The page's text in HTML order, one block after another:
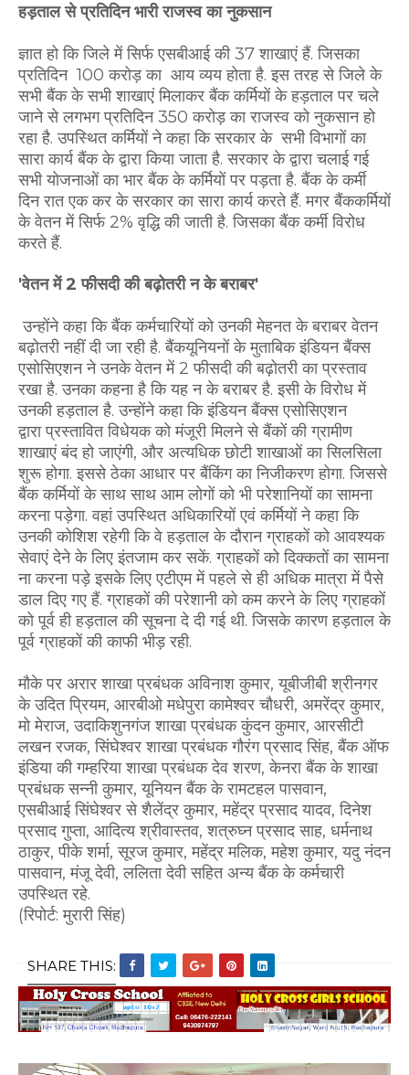
हड़ताल से प्रतिदिन भारी राजस्व का नुकसान
ज्ञात हो कि जिले में सिर्फ एसबीआई की 37 शाखाएं हैं. जिसका
प्रतिदिन 100 करोड़ का आय व्यय होता है. इस तरह से जिले के
सभी बैंक के सभी शाखाएं मिलाकर बैंक कर्मियों के हड़ताल पर चले
जाने से लगभग प्रतिदिन 350 करोड़ का राजस्व को नुकसान हो
रहा है. उपस्थित कर्मियों ने कहा कि सरकार के सभी विभागों का
सारा कार्य बैंक के द्वारा किया जाता है. सरकार के द्वारा चलाई गई
सभी योजनाओं का भार बैंक के कर्मियों पर पड़ता है. बैंक के कर्मी
दिन रात एक कर के सरकार का सारा कार्य करते हैं. मगर बैंककर्मियों
के वेतन में सिर्फ 2% वृद्धि की जाती है. जिसका बैंक कर्मी विरोध
करते हैं.
'वेतन में 2 फीसदी की बढ़ोतरी न के बराबर'
उन्होंने कहा कि बैंक कर्मचारियों को उनकी मेहनत के बराबर वेतन
बढ़ोतरी नहीं दी जा रही है. बैंक‍यूनियनों के मुताबिक इंडियन बैंक्स
एसोसिएशन ने उनके वेतन में 2 फीसदी की बढ़ोतरी का प्रस्ताव
रखा है. उनका कहना है कि यह न के बराबर है. इसी के विरोध में
उनकी हड़ताल है. उन्होंने कहा कि इंडियन बैंक्स एसोसिएशन
द्वारा प्रस्तावित विधेयक को मंजूरी मिलने से बैंकों की ग्रामीण
शाखाएं बंद हो जाएंगी, और अत्यधिक छोटी शाखाओं का सिलसिला
शुरू होगा. इससे ठेका आधार पर बैंकिंग का निजीकरण होगा. जिससे
बैंक कर्मियों के साथ साथ आम लोगों को भी परेशानियों का सामना
करना पड़ेगा. वहां उपस्थित अधिकारियों एवं कर्मियों ने कहा कि
उनकी कोशिश रहेगी कि वे हड़ताल के दौरान ग्राहकों को आवश्यक
सेवाएं देने के लिए इंतजाम कर सकें. ग्राहकों को दिक्कतों का सामना
ना करना पड़े इसके लिए एटीएम में पहले से ही अधिक मात्रा में पैसे
डाल दिए गए हैं. ग्राहकों की परेशानी को कम करने के लिए ग्राहकों
को पूर्व ही हड़ताल की सूचना दे दी गई थी. जिसके कारण हड़ताल के
पूर्व ग्राहकों की काफी भीड़ रही.
मौके पर अरार शाखा प्रबंधक अविनाश कुमार, यूबीजीबी श्रीनगर
के उदित प्रियम, आरबीओ मधेपुरा कामेश्वर चौधरी, अमरेंद्र कुमार,
मो मेराज, उदाकिशुनगंज शाखा प्रबंधक कुंदन कुमार, आरसीटी
लखन रजक, सिंघेश्वर शाखा प्रबंधक गौरंग प्रसाद सिंह, बैंक ऑफ
इंडिया की गम्हरिया शाखा प्रबंधक देव शरण, केनरा बैंक के शाखा
प्रबंधक सन्नी कुमार, यूनियन बैंक के रामटहल पासवान,
एसबीआई सिंघेश्वर से शैलेंद्र कुमार, महेंद्र प्रसाद यादव, दिनेश
प्रसाद गुप्ता, आदित्य श्रीवास्तव, शत्रुघ्न प्रसाद साह, धर्मनाथ
ठाकुर, पीके शर्मा, सूरज कुमार, महेंद्र मलिक, महेश कुमार, यदु नंदन
पासवान, मंजू देवी, ललिता देवी सहित अन्य बैंक के कर्मचारी
उपस्थित रहे.
(रिपोर्ट: मुरारी सिंह)
SHARE THIS: